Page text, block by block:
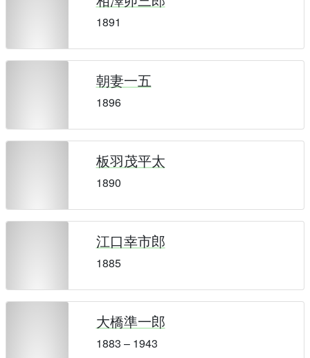
1891
朝妻一五
1896
板羽茂平太
1890
江口幸市郎
1885
大橋準一郎
1883 – 1943